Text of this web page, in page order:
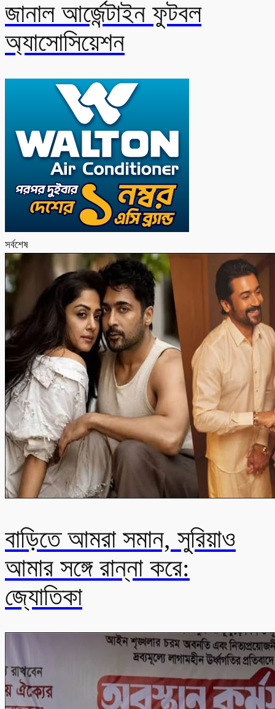
জানাল আর্জেন্টাইন ফুটবল
অ্যাসোসিয়েশন
সর্বশেষ
বাড়িতে আমরা সমান, সুরিয়াও
আমার সঙ্গে রান্না করে:
জ্যোতিকা